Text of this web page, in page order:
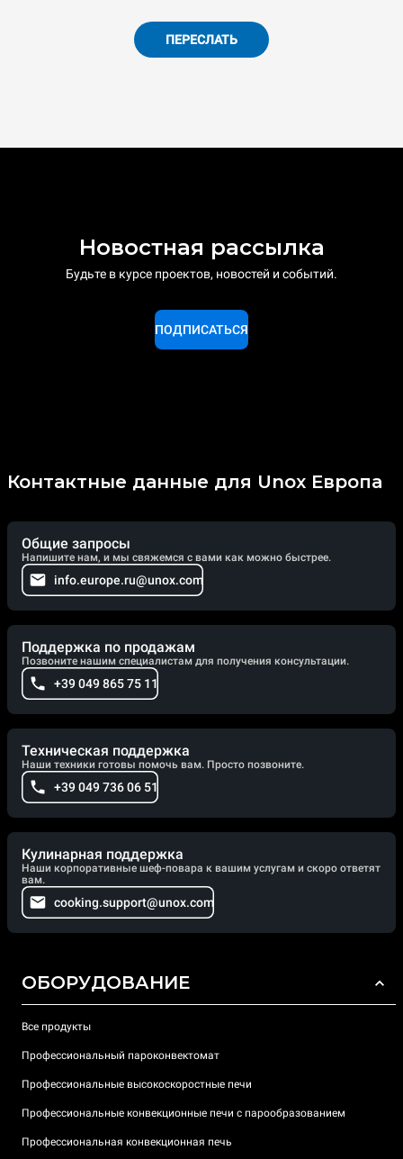
ПЕРЕСЛАТЬ
Новостная рассылка
Будьте в курсе проектов, новостей и событий.
ПОДПИСАТЬСЯ
Контактные данные для Unox Европа
Общие запросы
Напишите нам, и мы свяжемся с вами как можно быстрее.
info.europe.ru@unox.com
Поддержка по продажам
Позвоните нашим специалистам для получения консультации.
+39 049 865 75 11
Техническая поддержка
Наши техники готовы помочь вам. Просто позвоните.
+39 049 736 06 51
Кулинарная поддержка
Наши корпоративные шеф-повара к вашим услугам и скоро ответят
вам.
cooking.support@unox.com
ОБОРУДОВАНИЕ
Все продукты
Профессиональный пароконвектомат
Профессиональные высокоскоростные печи
Профессиональные конвекционные печи с парообразованием
Профессиональная конвекционная печь